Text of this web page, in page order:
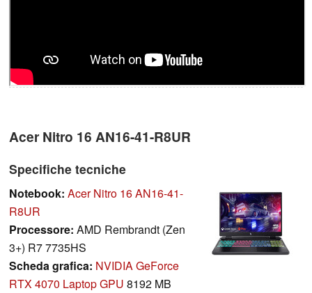
Acer Nitro 16 AN16-41-R8UR
Specifiche tecniche
Notebook: Acer Nitro 16 AN16-41-
R8UR
Processore: AMD Rembrandt (Zen
3+) R7 7735HS
Scheda grafica: NVIDIA GeForce
RTX 4070 Laptop GPU 8192 MB